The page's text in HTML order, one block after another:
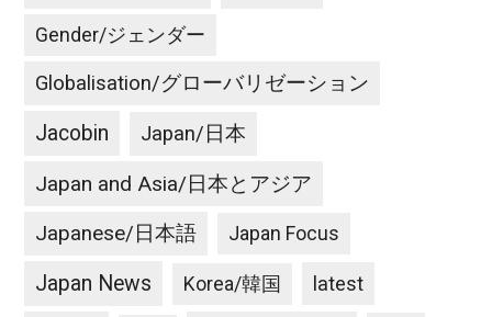
Gender/ジェンダー
Globalisation/グローバリゼーション
Jacobin Japan/日本
Japan and Asia/日本とアジア
Japanese/日本語 Japan Focus
Japan News Korea/韓国 latest